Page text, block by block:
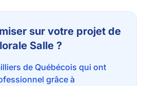
sur votre projet de
Salle ?
de Québécois qui ont
grâce à